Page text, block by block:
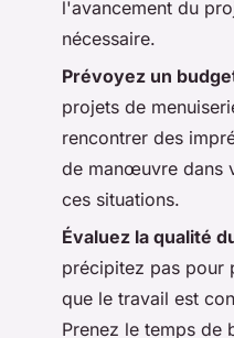
l'avancement du
nécessaire.
Prévoyez un
projets de
rencontrer des
de manœuvre dans
ces situations.
Évaluez la qualité
précipitez pas pour
que le travail est
Prenez le temps de